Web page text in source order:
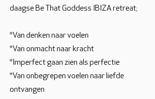
daagse Be That Goddess IBIZA retreat;
*Van denken naar voelen
*Van onmacht naar kracht
*Imperfect gaan zien als perfectie
*Van onbegrepen voelen naar liefde
ontvangen